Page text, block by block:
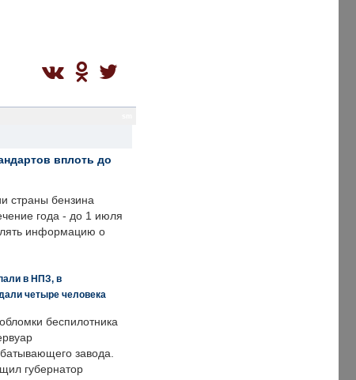
вплоть до
страны бензина
года - до 1 июля
информацию о
в НПЗ, в
четыре человека
беспилотника
завода.
губернатор